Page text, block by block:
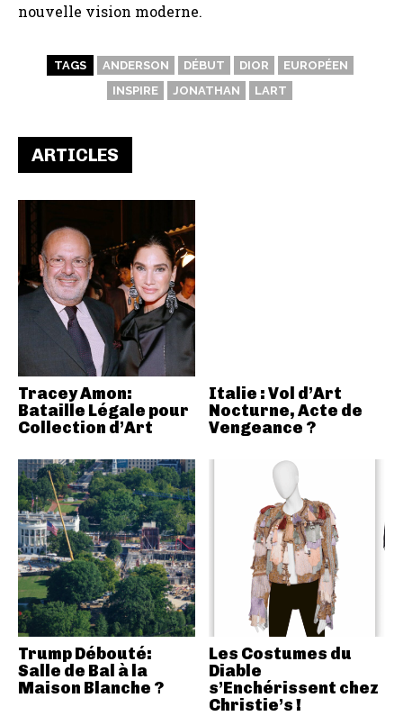
nouvelle vision moderne.
TAGS ANDERSON DÉBUT DIOR
EUROPÉEN
INSPIRE
JONATHAN LART
ARTICLES
Tracey Amon:
Bataille Légale pour
Collection d’Art
Italie : Vol d’Art
Nocturne, Acte de
Vengeance ?
Trump Débouté:
Salle de Bal à la
Maison Blanche ?
Les Costumes du
Diable
s’Enchérissent chez
Christie’s !